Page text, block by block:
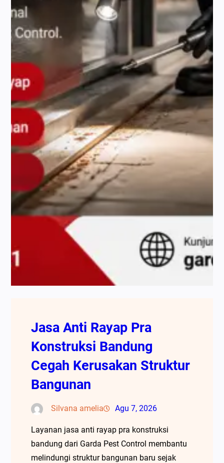
Jasa Anti Rayap Pra
Konstruksi Bandung
Cegah Kerusakan Struktur
Bangunan
Silvana amelia Agu 7, 2026
Layanan jasa anti rayap pra konstruksi
bandung dari Garda Pest Control membantu
melindungi struktur bangunan baru sejak